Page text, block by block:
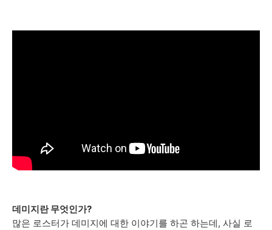
데미지란 무엇인가?
많은 로스터가 데미지에 대한 이야기를 하곤 하는데, 사실 로